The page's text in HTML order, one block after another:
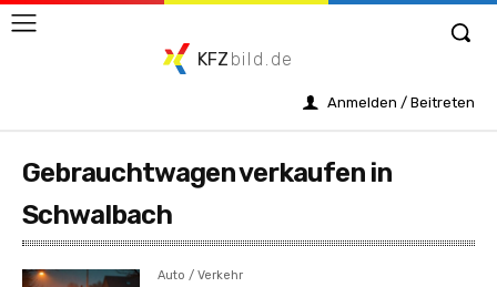
KFZ bild.de
Anmelden / Beitreten
Gebrauchtwagen verkaufen in
Schwalbach
Auto / Verkehr